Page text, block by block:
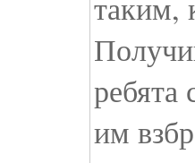
ребята
им